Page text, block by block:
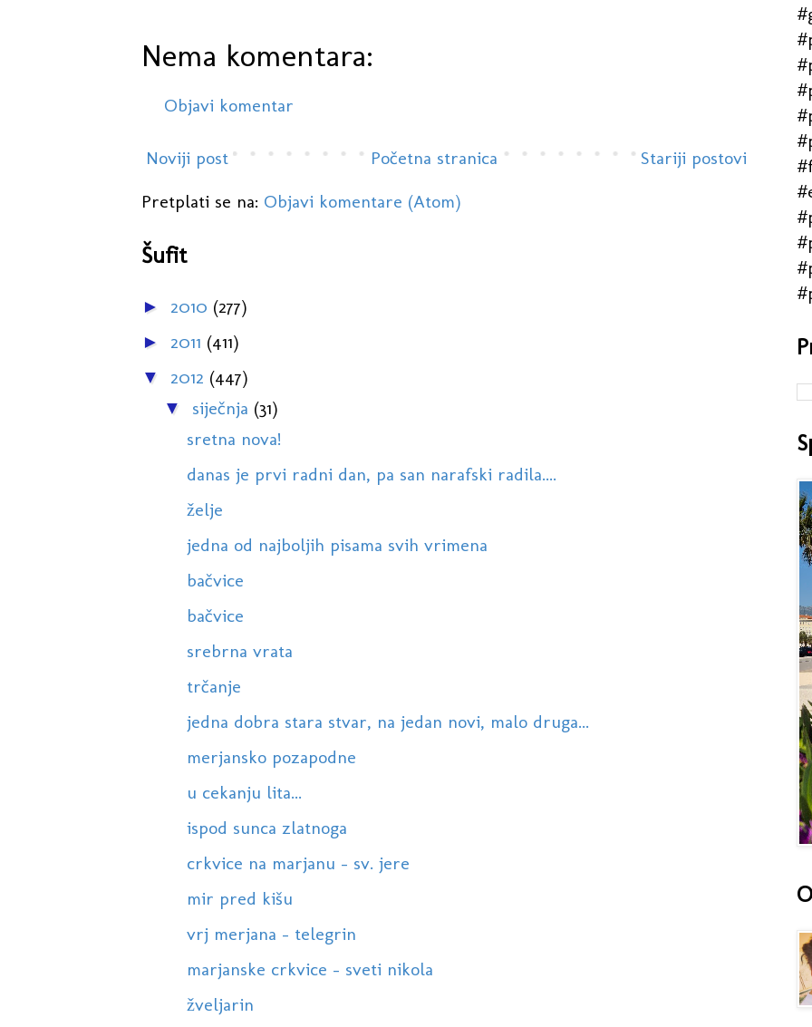
Nema komentara:
Objavi komentar
Noviji post Stariji postovi
Početna stranica
Pretplati se na: Objavi komentare (Atom)
Šufit
► 2010 (277)
► 2011 (411)
▼ 2012 (447)
▼ siječnja (31)
sretna nova!
danas je prvi radni dan, pa san narafski radila....
želje
jedna od najboljih pisama svih vrimena
bačvice
bačvice
srebrna vrata
trčanje
jedna dobra stara stvar, na jedan novi, malo druga...
merjansko pozapodne
u cekanju lita...
ispod sunca zlatnoga
crkvice na marjanu - sv. jere
mir pred kišu
vrj merjana - telegrin
marjanske crkvice - sveti nikola
žveljarin